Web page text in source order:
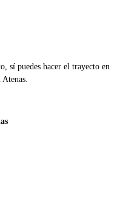
sí puedes hacer el trayecto en